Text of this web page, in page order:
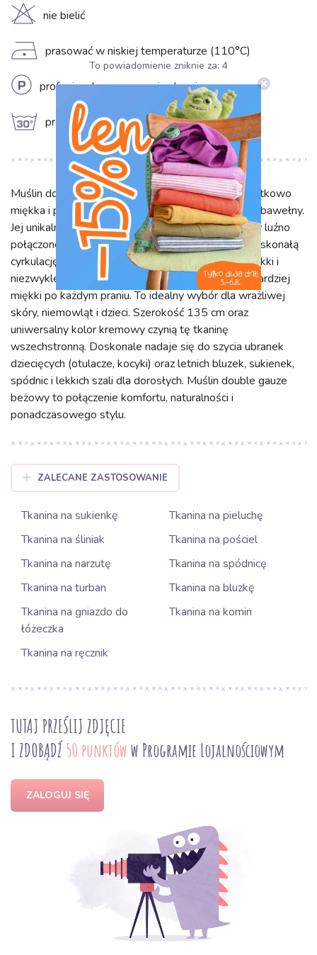
H nie bielić
D prasować w niskiej temperaturze (110°C)
L profesjonalne czyszczenie chemiczne
g prać w 30°C
Muślin double gauze w kolorze kremowym to wyjątkowo
miękka i przewiewna tkanina, w 100% z naturalnej bawełny.
Jej unikalna struktura (dwie delikatne warstwy gazy luźno
połączone) tworzy subtelną teksturę i zapewnia doskonałą
cyrkulację powietrza. Z gramaturą 125 g/m2 jest lekki i
niezwykle przyjemny dla skóry, stając się jeszcze bardziej
miękki po każdym praniu. To idealny wybór dla wrażliwej
skóry, niemowląt i dzieci. Szerokość 135 cm oraz
uniwersalny kolor kremowy czynią tę tkaninę
wszechstronną. Doskonale nadaje się do szycia ubranek
dziecięcych (otulacze, kocyki) oraz letnich bluzek, sukienek,
spódnic i lekkich szali dla dorosłych. Muślin double gauze
beżowy to połączenie komfortu, naturalności i
ponadczasowego stylu.
ZALECANE ZASTOSOWANIE
Tkanina na sukienkę
Tkanina na pieluchę
Tkanina na śliniak
Tkanina na pościel
Tkanina na narzutę
Tkanina na spódnicę
Tkanina na turban
Tkanina na bluzkę
Tkanina na gniazdo do
łóżeczka
Tkanina na komin
Tkanina na ręcznik
TUTAJ PRZEŚLIJ ZDJĘCIE
I ZDOBĄDŹ 50 punktóww Programie Lojalnościowym
ZALOGUJ SIĘ
To powiadomienie zniknie za: 4